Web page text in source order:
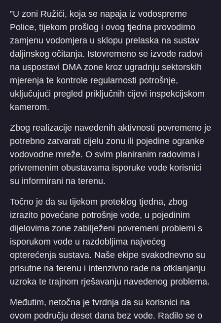
​”U zoni Ružići, koja se napaja iz vodospreme
Police, tijekom prošlog i ovog tjedna provodimo
zamjenu vodomjera u sklopu prelaska na sustav
daljinskog očitanja. Istovremeno se izvode radovi
na uspostavi DMA zone kroz ugradnju sektorskih
mjerenja te kontrole regularnosti potrošnje,
uključujući pregled priključnih cijevi inspekcijskom
kamerom.
​Zbog realizacije navedenih aktivnosti povremeno je
potrebno zatvarati cijelu zonu ili pojedine ogranke
vodovodne mreže. O svim planiranim radovima i
privremenim obustavama isporuke vode korisnici
su informirani na terenu.
​Točno je da su tijekom proteklog tjedna, zbog
izrazito povećane potrošnje vode, u pojedinim
dijelovima zone zabilježeni povremeni problemi s
isporukom vode u razdobljima najvećeg
opterećenja sustava. Naše ekipe svakodnevno su
prisutne na terenu i intenzivno rade na otklanjanju
uzroka te trajnom rješavanju navedenog problema.
​Međutim, netočna je tvrdnja da su korisnici na
ovom području deset dana bez vode. Radilo se o